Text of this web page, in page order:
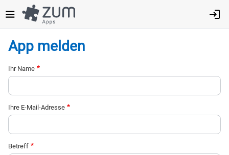
zum
Inhalt
App melden
Ihr Name
Ihre E-Mail-Adresse
Betreff